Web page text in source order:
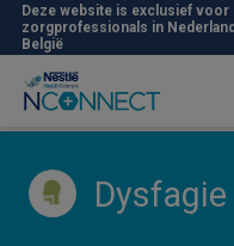
Skip
main
content
Deze website is exclusief voor
zorgprofessionals in
België
Dysfagie